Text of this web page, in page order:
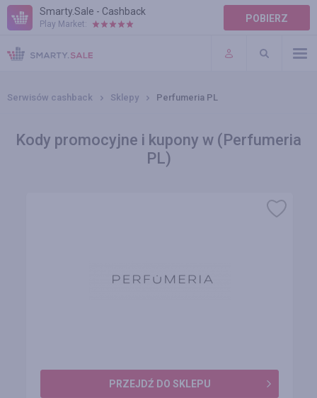
Smarty.Sale - Cashback
Play Market: POBIERZ
POMOC
WARUNKI
Serwisów cashback Sklepy Perfumeria PL
Kody promocyjne i kupony w (Perfumeria
PL)
PRZEJDŹ DO SKLEPU